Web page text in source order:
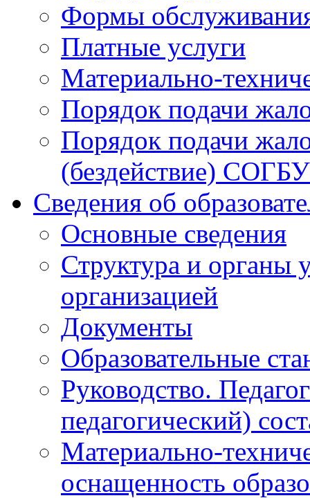
Формы
Платные услуги
Материально-
Порядок подачи
Порядок подачи
(бездействие)
Сведения об
Основные сведения
Структура и органы
организацией
Документы
Образовательные
Руководство.
педагогический)
Материально-
оснащенность